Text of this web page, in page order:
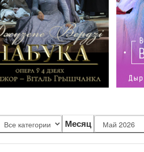
Месяц